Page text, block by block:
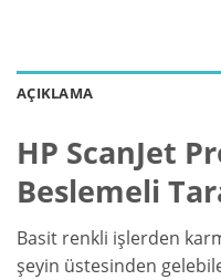
AÇIKLAMA
HP ScanJet
Beslemeli
Basit renkli işlerden
şeyin üstesinden